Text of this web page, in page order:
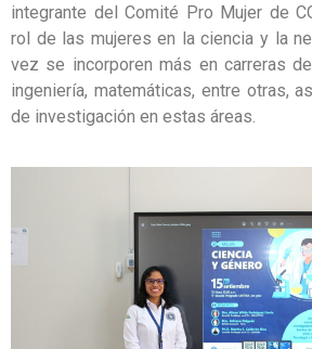
integrante del Comité Pro Mujer de
rol de las mujeres en la ciencia y la
vez se incorporen más en carreras
ingeniería, matemáticas, entre otras,
de investigación en estas áreas.